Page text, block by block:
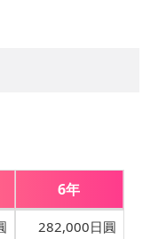
6年
282,000日圓